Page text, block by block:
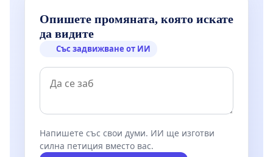
Опишете промяната, която искате
да видите
Със задвижване от ИИ
Напишете със свои думи. ИИ ще изготви
силна петиция вместо вас.